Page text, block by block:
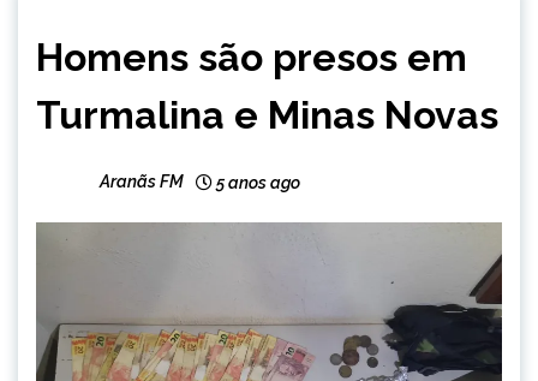
MINAS
NOTÍCIAS
Homens são presos em
Turmalina e Minas Novas
Aranãs FM 5 anos ago